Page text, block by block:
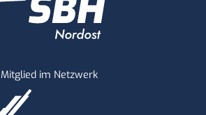
Mitglied im Netzwerk